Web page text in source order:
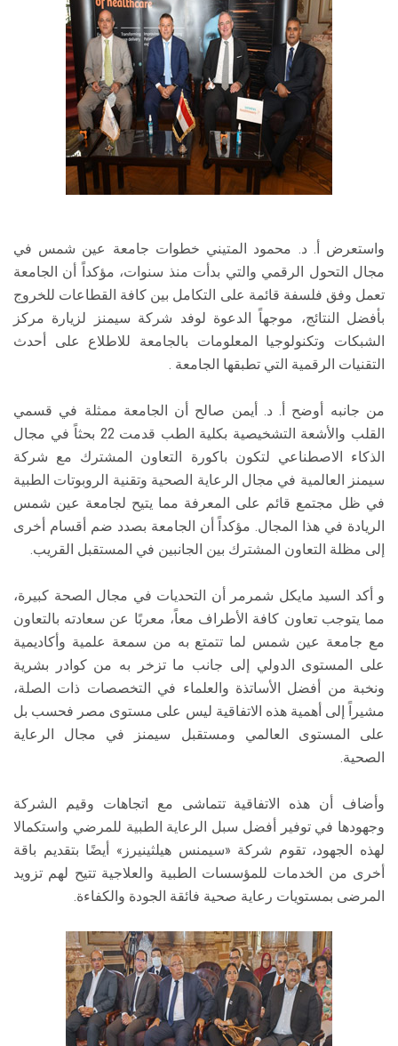
واستعرض أ. د. محمود المتيني خطوات جامعة عين شمس في
مجال التحول الرقمي والتي بدأت منذ سنوات، مؤكداً أن الجامعة
تعمل وفق فلسفة قائمة على التكامل بين كافة القطاعات للخروج
بأفضل النتائج، موجهاً الدعوة لوفد شركة سيمنز لزيارة مركز
الشبكات وتكنولوجيا المعلومات بالجامعة للاطلاع على أحدث
التقنيات الرقمية التي تطبقها الجامعة .
من جانبه أوضح أ. د. أيمن صالح أن الجامعة ممثلة في قسمي
القلب والأشعة التشخيصية بكلية الطب قدمت 22 بحثاً في مجال
الذكاء الاصطناعي لتكون باكورة التعاون المشترك مع شركة
سيمنز العالمية في مجال الرعاية الصحية وتقنية الروبوتات الطبية
في ظل مجتمع قائم على المعرفة مما يتيح لجامعة عين شمس
الريادة في هذا المجال. مؤكداً أن الجامعة بصدد ضم أقسام أخرى
إلى مظلة التعاون المشترك بين الجانبين في المستقبل القريب.
و أكد السيد مايكل شمرمر أن التحديات في مجال الصحة كبيرة،
مما يتوجب تعاون كافة الأطراف معاً، معربًا عن سعادته بالتعاون
مع جامعة عين شمس لما تتمتع به من سمعة علمية وأكاديمية
على المستوى الدولي إلى جانب ما تزخر به من كوادر بشرية
ونخبة من أفضل الأساتذة والعلماء في التخصصات ذات الصلة،
مشيراً إلى أهمية هذه الاتفاقية ليس على مستوى مصر فحسب بل
على المستوى العالمي ومستقبل سيمنز في مجال الرعاية
الصحية.
وأضاف أن هذه الاتفاقية تتماشى مع اتجاهات وقيم الشركة
وجهودها في توفير أفضل سبل الرعاية الطبية للمرضي واستكمالا
لهذه الجهود، تقوم شركة «سيمنس هيلثينيرز» أيضًا بتقديم باقة
أخرى من الخدمات للمؤسسات الطبية والعلاجية تتيح لهم تزويد
المرضى بمستويات رعاية صحية فائقة الجودة والكفاءة.